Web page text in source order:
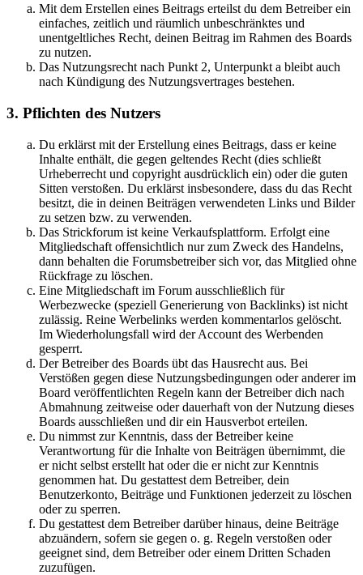
Mit dem Erstellen eines Beitrags erteilst du dem Betreiber ein
einfaches, zeitlich und räumlich unbeschränktes und
unentgeltliches Recht, deinen Beitrag im Rahmen des Boards
zu nutzen.
Das Nutzungsrecht nach Punkt 2, Unterpunkt a bleibt auch
nach Kündigung des Nutzungsvertrages bestehen.
3. Pflichten des Nutzers
Du erklärst mit der Erstellung eines Beitrags, dass er keine
Inhalte enthält, die gegen geltendes Recht (dies schließt
Urheberrecht und copyright ausdrücklich ein) oder die guten
Sitten verstoßen. Du erklärst insbesondere, dass du das Recht
besitzt, die in deinen Beiträgen verwendeten Links und Bilder
zu setzen bzw. zu verwenden.
Das Strickforum ist keine Verkaufsplattform. Erfolgt eine
Mitgliedschaft offensichtlich nur zum Zweck des Handelns,
dann behalten die Forumsbetreiber sich vor, das Mitglied ohne
Rückfrage zu löschen.
Eine Mitgliedschaft im Forum ausschließlich für
Werbezwecke (speziell Generierung von Backlinks) ist nicht
zulässig. Reine Werbelinks werden kommentarlos gelöscht.
Im Wiederholungsfall wird der Account des Werbenden
gesperrt.
Der Betreiber des Boards übt das Hausrecht aus. Bei
Verstößen gegen diese Nutzungsbedingungen oder anderer im
Board veröffentlichten Regeln kann der Betreiber dich nach
Abmahnung zeitweise oder dauerhaft von der Nutzung dieses
Boards ausschließen und dir ein Hausverbot erteilen.
Du nimmst zur Kenntnis, dass der Betreiber keine
Verantwortung für die Inhalte von Beiträgen übernimmt, die
er nicht selbst erstellt hat oder die er nicht zur Kenntnis
genommen hat. Du gestattest dem Betreiber, dein
Benutzerkonto, Beiträge und Funktionen jederzeit zu löschen
oder zu sperren.
Du gestattest dem Betreiber darüber hinaus, deine Beiträge
abzuändern, sofern sie gegen o. g. Regeln verstoßen oder
geeignet sind, dem Betreiber oder einem Dritten Schaden
zuzufügen.